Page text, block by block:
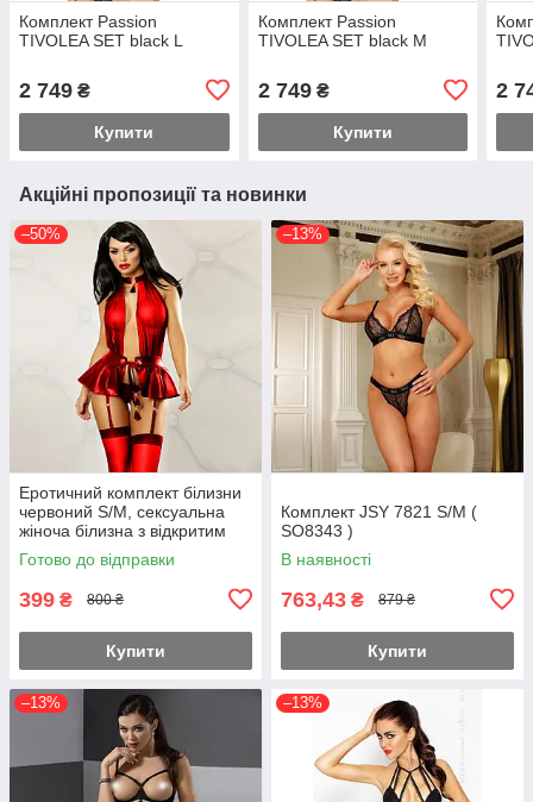
Комплект Passion
TIVOLEA SET black L
2 749 ₴
Купити
Комплект Passion
TIVOLEA SET black M
2 749₴
Купити
2
Акційні пропозиції та новинки
–50%
Еротичний комплект білизни
червоний S/M, сексуальна
жіноча білизна з відкритим
ліфом і спідницею, набір для
рольових ігор та роман
Готово до відправки
399 ₴ 800 ₴
Купити
–13%
Комплект JSY 7821 S/M (
SO8343 )
В наявності
763,43 ₴ 879 ₴
Купити
–13% –13%